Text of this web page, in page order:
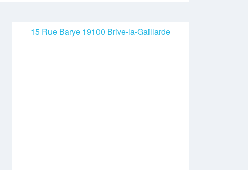
15 Rue Barye 19100 Brive-la-Gaillarde